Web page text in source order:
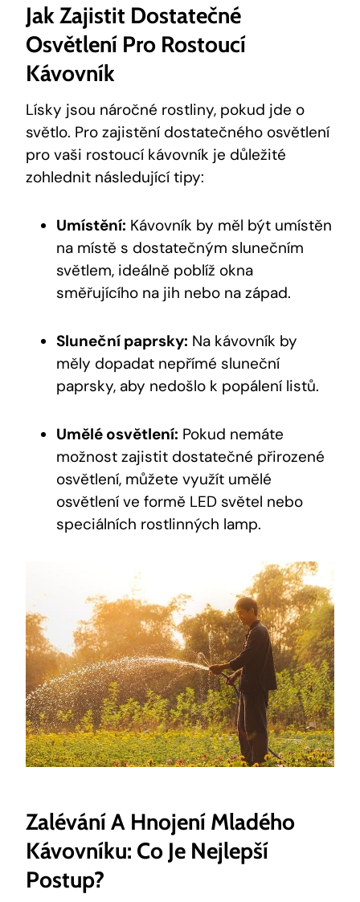
Jak Zajistit Dostatečné
Osvětlení Pro Rostoucí
Kávovník
Lísky jsou náročné rostliny, pokud jde o
světlo. Pro zajistění dostatečného osvětlení
pro vaši rostoucí kávovník je důležité
zohlednit následující tipy:
Umístění: Kávovník by měl být umístěn
na místě s dostatečným slunečním
světlem, ideálně poblíž okna
směřujícího na jih nebo na západ.
Sluneční paprsky: Na kávovník by
měly dopadat nepřímé sluneční
paprsky, aby nedošlo k popálení listů.
Umělé osvětlení: Pokud nemáte
možnost zajistit dostatečné přirozené
osvětlení, můžete využít umělé
osvětlení ve formě LED světel nebo
speciálních rostlinných lamp.
Zalévání A Hnojení Mladého
Kávovníku: Co Je Nejlepší
Postup?